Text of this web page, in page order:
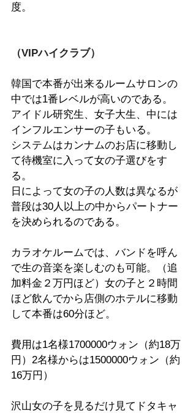
度。
（VIPハイクラブ）
韓国で本番が出来るルームサロンの
中では1番レベルが高いのである。
アイドル研究生、女子大生、中には
インフルエンサーの子もいる。
システムはカンナムのお店に移動し
て待機室に入って女の子選びをす
る。
日によって女の子の人数は異なるが
普段は30人以上の中からパートナー
を決められるのである。
カラオケルームでは、バンドを呼ん
で生の音楽を楽しむのも可能。（追
加料金２万円ほど）女の子と２時間
ほど飲んでから店側のホテルに移動
して本番は60分ほど。
費用は1名様1700000ウォン（約18万
円）2名様からは1500000ウォン（約
16万円）
沢山女の子を見るだけ見てドタキャ